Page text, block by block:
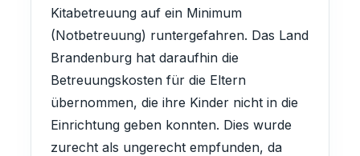
Kitabetreuung auf ein Minimum
(Notbetreuung) runtergefahren. Das Land
Brandenburg hat daraufhin die
Betreuungskosten für die Eltern
übernommen, die ihre Kinder nicht in die
Einrichtung geben konnten. Dies wurde
zurecht als ungerecht empfunden, da